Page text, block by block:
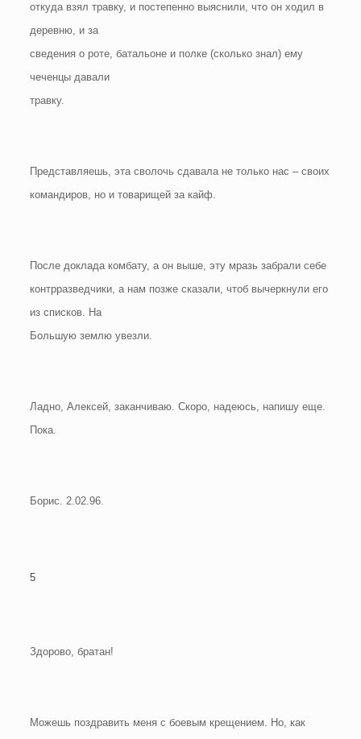
откуда взял травку, и постепенно выяснили, что он ходил в
деревню, и за
сведения о роте, батальоне и полке (сколько знал) ему
чеченцы давали
травку.
Представляешь, эта сволочь сдавала не только нас – своих
командиров, но и товарищей за кайф.
После доклада комбату, а он выше, эту мразь забрали себе
контрразведчики, а нам позже сказали, чтоб вычеркнули его
из списков. На
Большую землю увезли.
Ладно, Алексей, заканчиваю. Скоро, надеюсь, напишу еще.
Пока.
Борис. 2.02.96.
5
Здорово, братан!
Можешь поздравить меня с боевым крещением. Но, как